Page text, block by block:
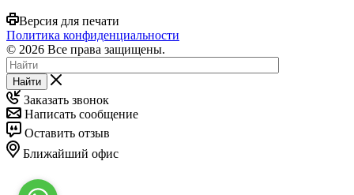
Версия для печати
Политика конфиденциальности
© 2026 Все права защищены.
Найти
Заказать звонок
Написать сообщение
Оставить отзыв
Ближайший офис